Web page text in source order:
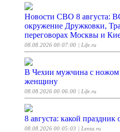
Новости СВО 8 августа:
окружение Дружковки,
переговорах Москвы и
08.08.2026 00:07:00 | Life.ru
В Чехии мужчина с
женщину
08.08.2026 00:06:00 | Life.ru
8 августа: какой
08.08.2026 00:05:03 | Lenta.ru